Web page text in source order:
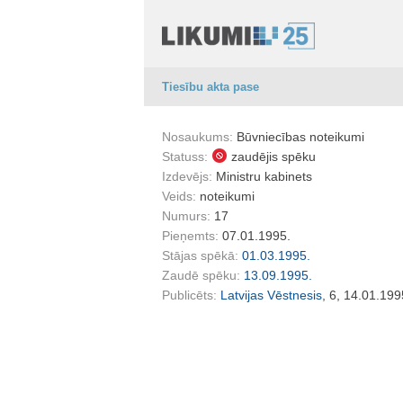
Tiesību akta pase
Nosaukums: Būvniecības noteikumi
Statuss:
zaudējis spēku
Izdevējs: Ministru kabinets
Veids: noteikumi
Numurs: 17
Pieņemts: 07.01.1995.
Stājas spēkā: 01.03.1995.
Zaudē spēku: 13.09.1995.
Publicēts: Latvijas Vēstnesis , 6,